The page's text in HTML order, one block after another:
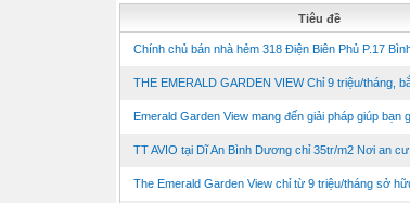
Tiêu đề
Chính chủ bán nhà hẻm 318 Điện Biên Phủ P.17
THE EMERALD GARDEN VIEW Chỉ 9 triệu/tháng,
Emerald Garden View mang đến giải pháp giúp bạn
TT AVIO tại Dĩ An Bình Dương chỉ 35tr/m2 Nơi an cư
The Emerald Garden View chỉ từ 9 triệu/tháng sở hữu